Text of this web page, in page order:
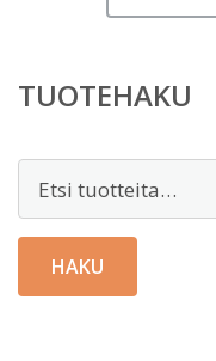
TUOTEHAKU
HAKU